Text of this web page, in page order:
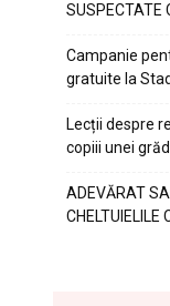
SUSPECTATE
Campanie
gratuite la
Lecții despre
copiii unei
ADEVĂRAT